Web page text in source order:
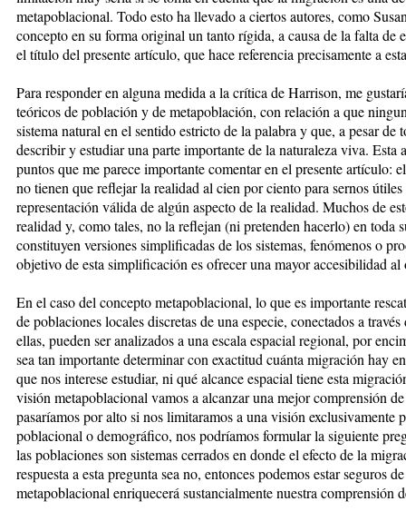
metapoblacional. Todo esto ha llevado a ciertos autores, como
concepto en su forma original un tanto rígida, a causa de la falta de
el título del presente artículo, que hace referencia precisamente a
Para responder en alguna medida a la crítica de Harrison, me
teóricos de población y de metapoblación, con relación a que
sistema natural en el sentido estricto de la palabra y que, a pesar de
describir y estudiar una parte importante de la naturaleza viva. Esta
puntos que me parece importante comentar en el presente artículo:
no tienen que reflejar la realidad al cien por ciento para sernos
representación válida de algún aspecto de la realidad. Muchos de
realidad y, como tales, no la reflejan (ni pretenden hacerlo) en toda
constituyen versiones simplificadas de los sistemas, fenómenos o
objetivo de esta simplificación es ofrecer una mayor accesibilidad
En el caso del concepto metapoblacional, lo que es importante
de poblaciones locales discretas de una especie, conectados a
ellas, pueden ser analizados a una escala espacial regional, por
sea tan importante determinar con exactitud cuánta migración hay
que nos interese estudiar, ni qué alcance espacial tiene esta
visión metapoblacional vamos a alcanzar una mejor comprensión
pasaríamos por alto si nos limitaramos a una visión exclusivamente
poblacional o demográfico, nos podríamos formular la siguiente
las poblaciones son sistemas cerrados en donde el efecto de la
respuesta a esta pregunta sea no, entonces podemos estar seguros
metapoblacional enriquecerá sustancialmente nuestra comprensión